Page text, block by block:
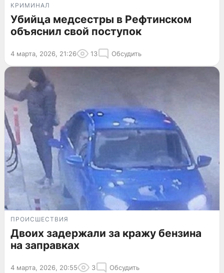
КРИМИНАЛ
Убийца медсестры в Рефтинском
объяснил свой поступок
4 марта, 2026, 21:26 13 Обсудить
ПРОИСШЕСТВИЯ
Двоих задержали за кражу бензина
на заправках
4 марта, 2026, 20:55 3 Обсудить